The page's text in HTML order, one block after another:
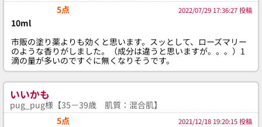
5点
2022/07/29 17:36:27 投稿
10ml
市販の塗り薬よりも効くと思います。スッとして、ローズマリー
のような香りがしました。（成分は違うと思いますが。。。）1
滴の量が多いのですぐに無くなりそうです。
いいかも
pug_pug様【35－39歳 肌質：混合肌】
5点
2021/12/18 19:20:15 投稿